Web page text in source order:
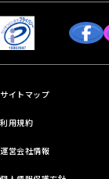
サイトマップ
利用規約
運営会社情報